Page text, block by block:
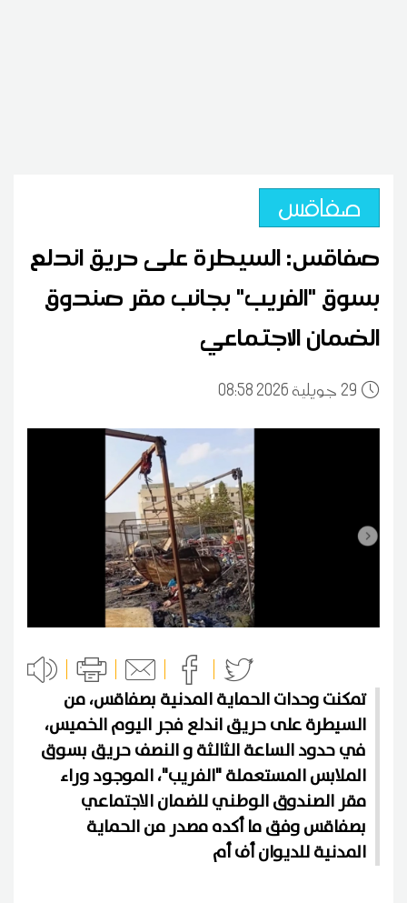
صفاقس
صفاقس: السيطرة على حريق اندلع
بسوق "الفريب" بجانب مقر صندوق
الضمان الاجتماعي
29 08:58 2026 جويلية
تمكنت وحدات الحماية المدنية بصفاقس، من
السيطرة على حريق اندلع فجر اليوم الخميس،
في حدود الساعة الثالثة و النصف حريق بسوق
الملابس المستعملة "الفريب"، الموجود وراء
مقر الصندوق الوطني للضمان الاجتماعي
بصفاقس وفق ما أكده مصدر من الحماية
المدنية للديوان أف أم